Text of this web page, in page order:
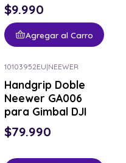
$9.990
Agregar al Carro
10103952EU|NEEWER
Handgrip Doble
Neewer GA006
para Gimbal DJI
$79.990